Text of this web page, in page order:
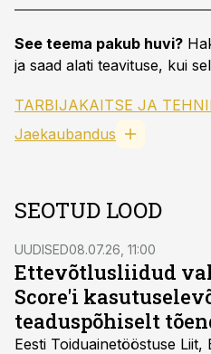
See teema pakub huvi?
ja saad alati teavituse, kui
Jaekaubandus
SEOTUD LOOD
UUDISED08.07.26, 11:00
Ettevõtlusliidud
Score'i
teaduspõhiselt
Eesti Toiduainetööstuse Liit,